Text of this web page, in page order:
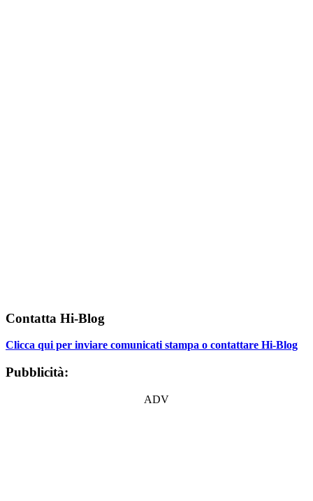
Contatta Hi-Blog
Clicca qui per inviare comunicati stampa o contattare Hi-Blog
Pubblicità:
ADV